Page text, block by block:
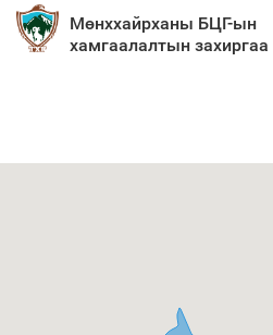
Мөнххайрханы БЦГ-ын
хамгаалалтын захиргаа